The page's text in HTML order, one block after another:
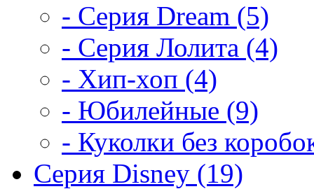
- Серия Dream (5)
- Серия Лолита (4)
- Хип-хоп (4)
- Юбилейные (9)
- Куколки без
Серия Disney (19)